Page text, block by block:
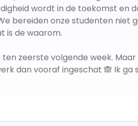
wordt in de toekomst en
bereiden onze studenten niet
is de waarom.
zeerste volgende week.
dan vooraf ingeschat 🙈 Ik ga